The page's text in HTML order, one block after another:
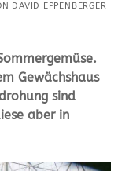
DAVID EPPENBERGER
Gewächshaus
sind
aber in